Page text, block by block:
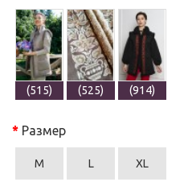
(515) (525) (914)
Размер
M L XL